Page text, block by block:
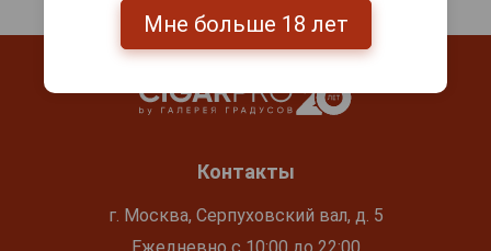
Контакты
г. Москва, Серпуховский вал, д. 5
Мне больше 18 лет